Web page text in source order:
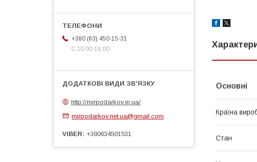
Основні
Країна
Стан
+380 (63) 450-15-31
С 10:00-16:00
http://mirpodarkov.in.ua/
mirpodarkov.net.ua@gmail.com
VIBER +380634501531